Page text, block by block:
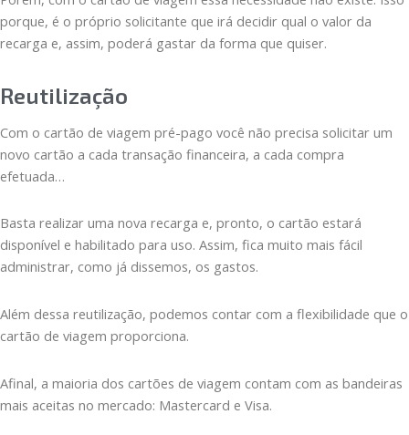
porque, é o próprio solicitante que irá decidir qual o valor da
recarga e, assim, poderá gastar da forma que quiser.
Reutilização
Com o cartão de viagem pré-pago você não precisa solicitar um
novo cartão a cada transação financeira, a cada compra
efetuada…
Basta realizar uma nova recarga e, pronto, o cartão estará
disponível e habilitado para uso. Assim, fica muito mais fácil
administrar, como já dissemos, os gastos.
Além dessa reutilização, podemos contar com a flexibilidade que o
cartão de viagem proporciona.
Afinal, a maioria dos cartões de viagem contam com as bandeiras
mais aceitas no mercado: Mastercard e Visa.